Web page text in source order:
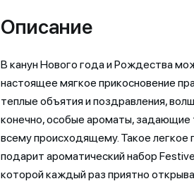
Описание
В канун Нового года и Рождества
настоящее мягкое прикосновение
теплые объятия и поздравления,
конечно, особые ароматы, задающие
всему происходящему. Такое легкое
подарит ароматический набор
которой каждый раз приятно